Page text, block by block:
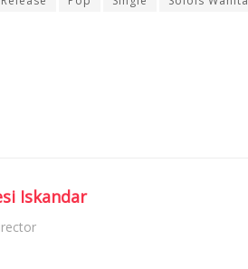
Iskandar